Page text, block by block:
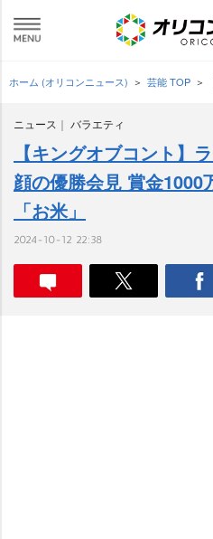
ホーム (オリコンニュース) 芸能 TOP
ニュース バラエティ
【キングオブコント】
顔の優勝会見 賞金1000
「お米」
2024-10-12 22:38